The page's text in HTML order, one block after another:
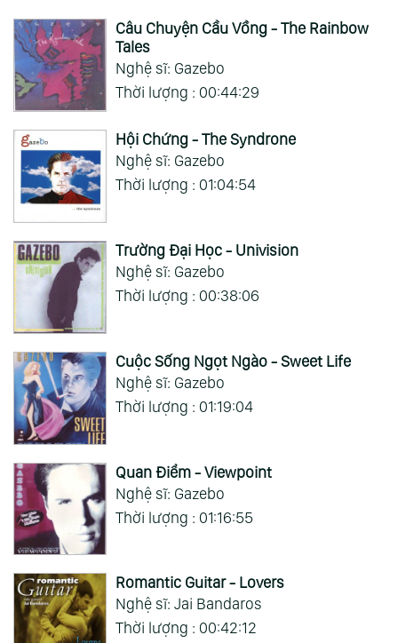
Câu Chuyện Cầu Vồng - The Rainbow
Tales
Nghệ sĩ: Gazebo
Thời lượng : 00:44:29
Hội Chứng - The Syndrone
Nghệ sĩ: Gazebo
Thời lượng : 01:04:54
Trường Đại Học - Univision
Nghệ sĩ: Gazebo
Thời lượng : 00:38:06
Cuộc Sống Ngọt Ngào - Sweet Life
Nghệ sĩ: Gazebo
Thời lượng : 01:19:04
Quan Điểm - Viewpoint
Nghệ sĩ: Gazebo
Thời lượng : 01:16:55
Romantic Guitar - Lovers
Nghệ sĩ: Jai Bandaros
Thời lượng : 00:42:12